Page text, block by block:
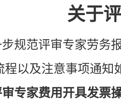
关于
规范评审专家劳务
程以及注意事项通知
专家费用开具发票